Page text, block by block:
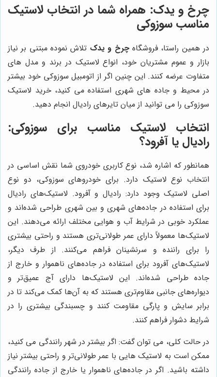
چرخ و یدک: همراه شما در انتخاب لاستیک
مناسب سوزوکی
در همین راستا، فروشگاهچرخ و یدک تلاش نموده مبتنی بر نیاز
بازار و عموم مشتریان خود، انواع لاستیک در برند و مدل های
متفاوت عرضه کنند. این چنین اگر از اتومبیل سوزوکی خود بیشتر
در محیط و جاده های شهری استفاده می کنید، خرید لاستیک
سوزوکی را می توانید از میان تایرهای رادیال انجام دهید.
انتخاب لاستیک مناسب برای سوزوکی:
رادیال یا آفرود؟
همانطور که اشاره شد، نوع کاربری خودروی شما نقش اساسی در
انتخاب نوع لاستیک دارد. برای خودروهای سوزوکی، دو نوع
اصلی لاستیک وجود دارد: رادیال و آفرود. لاستیک‌های رادیال
برای استفاده در جاده‌های شهری و بین شهری طراحی شده‌اند و
عملکرد خوبی در شرایط آب و هوایی مختلف ارائه می‌دهند. این
لاستیک‌ها معمولاً دارای عمر طولانی‌تری هستند و راحتی بیشتری
را برای راننده و سرنشینان فراهم می‌کنند. از طرف دیگر،
لاستیک‌های آفرود برای استفاده در جاده‌های ناهموار و خارج از
جاده طراحی شده‌اند. این لاستیک‌ها دارای آج عمیق‌تر و
دیواره‌های جانبی مقاوم‌تری هستند که به آن‌ها کمک می‌کند تا در
برابر سایش و پارگی مقاومت کنند و چسبندگی بیشتری را در
شرایط دشوار فراهم کنند.
در حالت کلی، می توان گفت: اگر بیشتر در شهر رانندگی می کنید،
ممکن است به لاستیک هایی با عمر طولانی‌تر و راحتی بیشتر نیاز
داشته باشید. اگر در جاده‌های ناهموار یا خارج از جاده رانندگی